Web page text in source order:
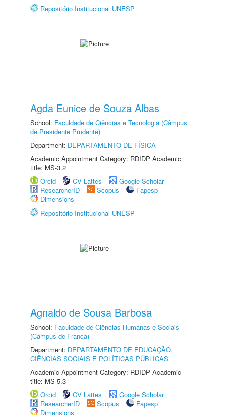
Repositório Institucional UNESP
Agda Eunice de Souza Albas
School: Faculdade de Ciências e Tecnologia (Câmpus
de Presidente Prudente)
Department: DEPARTAMENTO DE FÍSICA
Academic Appointment Category: RDIDP Academic
title: MS-3.2
Orcid
CV Lattes
Google Scholar
ResearcherID
Scopus
Fapesp
Dimensions
Repositório Institucional UNESP
Agnaldo de Sousa Barbosa
School: Faculdade de Ciências Humanas e Sociais
(Câmpus de Franca)
Department: DEPARTAMENTO DE EDUCAÇÃO,
CIÊNCIAS SOCIAIS E POLÍTICAS PÚBLICAS
Academic Appointment Category: RDIDP Academic
title: MS-5.3
Orcid
CV Lattes
Google Scholar
ResearcherID
Scopus
Fapesp
Dimensions